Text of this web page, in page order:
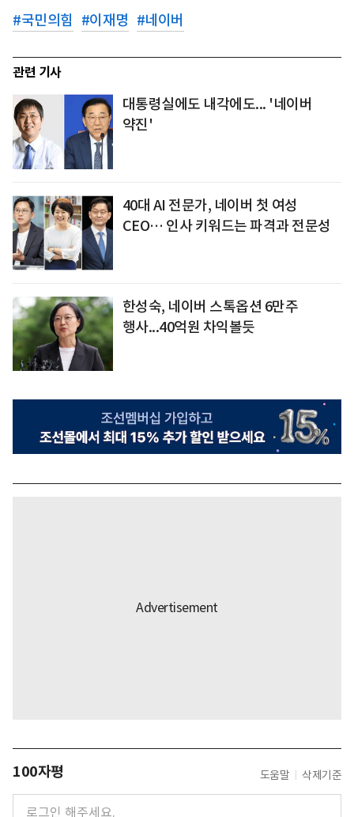
#국민의힘 #이재명 #네이버
관련 기사
대통령실에도 내각에도... '네이버
약진'
40대 AI 전문가, 네이버 첫 여성
CEO… 인사 키워드는 파격과 전문성
한성숙, 네이버 스톡옵션 6만주
행사...40억원 차익볼듯
100자평 도움말 삭제기준